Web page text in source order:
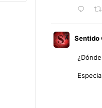
Sentido